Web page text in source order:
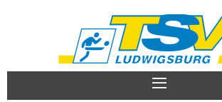
TSV Ludwigsburg – Damen